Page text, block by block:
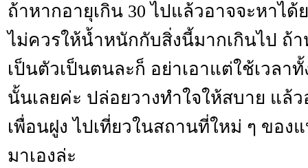
ถ้าหากอายุเกิน 30 ไปแล้วอาจจะหาไ
ไม่ควรให้น้ำหนักกับสิ่งนี้มากเกินไป ถ้
เป็นตัวเป็นตนละก็ อย่าเอาแต่ใช้เวล
นั้นเลยค่ะ ปล่อยวางทำใจให้สบาย แล้
เพื่อนฝูง ไปเที่ยวในสถานที่ใหม่ ๆ ของ
มาเองล่ะ